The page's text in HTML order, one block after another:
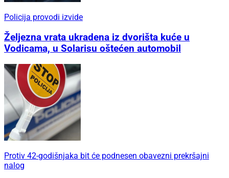
Policija provodi izvide
Željezna vrata ukradena iz dvorišta kuće u
Vodicama, u Solarisu oštećen automobil
Protiv 42-godišnjaka bit će podnesen obavezni prekršajni
nalog